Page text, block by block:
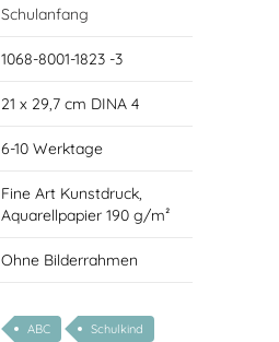
Schulanfang
1068-8001-1823 -3
21 x 29,7 cm DINA 4
6-10 Werktage
Fine Art Kunstdruck,
Aquarellpapier 190 g/m²
Ohne Bilderrahmen
ABC Schulkind